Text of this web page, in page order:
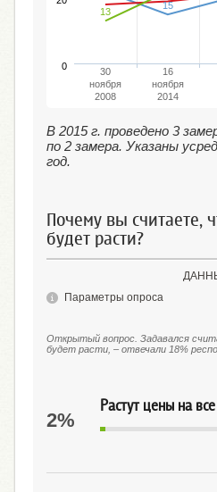
15
13
30
ноября
2008
16
ноября
2014
0
В 2015 г. проведено 3
по 2 замера. Указаны
год.
Почему вы считаете,
будет расти?
Параметры опроса
Открытый вопрос. Задавался
будет расти, – отвечали 18%
Растут цены на все
2%